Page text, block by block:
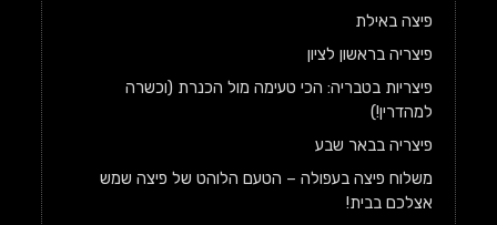
פיצה באילת
פיצריה בראשון לציון
פיצריות בטבריה: הכי טעימה מול הכנרת (וכשרה
למהדרין!)
פיצריה בבאר שבע
משלוח פיצה בעפולה – הטעם הלוהט של פיצה שמש
אצלכם בבית!